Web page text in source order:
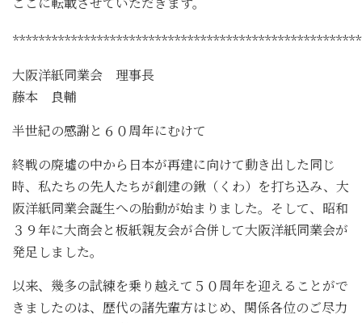
大阪洋紙同業会 理事長
藤本 良輔
半世紀の感謝と６０周年にむけて
終戦の廃墟の中から日本が再建に向けて動き出した同じ
時、私たちの先人たちが創建の鍬（くわ）を打ち込み、大
阪洋紙同業会誕生への胎動が始まりました。そして、昭和
３９年に大商会と板紙親友会が合併して大阪洋紙同業会が
発足しました。
以来、幾多の試練を乗り越えて５０周年を迎えることがで
きましたのは、歴代の諸先輩方はじめ、関係各位のご尽力